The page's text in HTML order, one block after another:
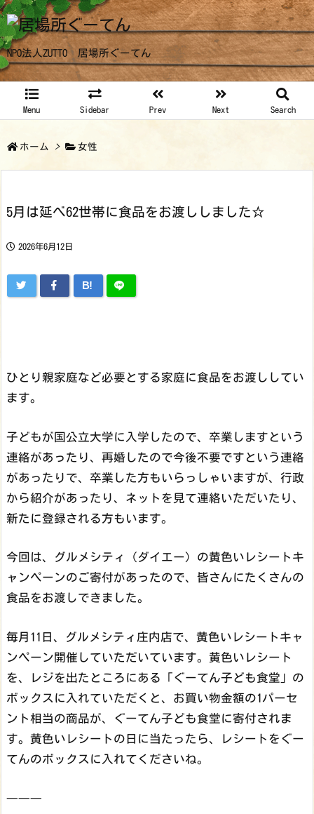
NPO法人ZUTTO 居場所ぐーてん
Menu Sidebar Prev Next Search
ホーム > 女性
5月は延べ62世帯に食品をお渡ししました☆
2026年6月12日
B!
ひとり親家庭など必要とする家庭に食品をお渡ししてい
ます。
子どもが国公立大学に入学したので、卒業しますという
連絡があったり、再婚したので今後不要ですという連絡
があったりで、卒業した方もいらっしゃいますが、行政
から紹介があったり、ネットを見て連絡いただいたり、
新たに登録される方もいます。
今回は、グルメシティ（ダイエー）の黄色いレシートキ
ャンペーンのご寄付があったので、皆さんにたくさんの
食品をお渡しできました。
毎月11日、グルメシティ庄内店で、黄色いレシートキャ
ンペーン開催していただいています。黄色いレシート
を、レジを出たところにある「ぐーてん子ども食堂」の
ボックスに入れていただくと、お買い物金額の1パーセ
ント相当の商品が、ぐーてん子ども食堂に寄付されま
す。黄色いレシートの日に当たったら、レシートをぐー
てんのボックスに入れてくださいね。
―――